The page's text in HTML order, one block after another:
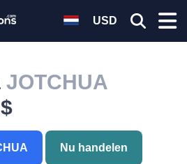
USD
JOTCHUA
Nu handelen